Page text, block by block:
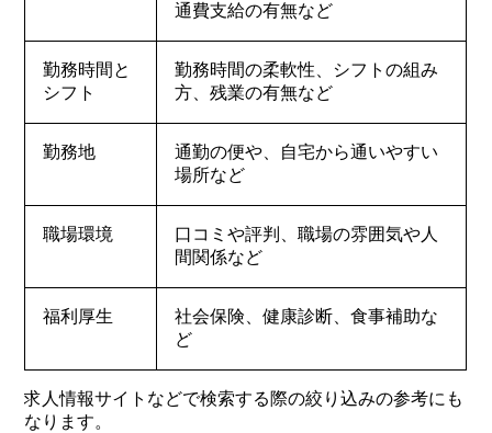
通費支給の有無など
勤務時間と
シフト
勤務時間の柔軟性、シフトの組み
方、残業の有無など
勤務地
通勤の便や、自宅から通いやすい
場所など
職場環境
口コミや評判、職場の雰囲気や人
間関係など
福利厚生
社会保険、健康診断、食事補助な
ど
求人情報サイトなどで検索する際の絞り込みの参考にも
なります。